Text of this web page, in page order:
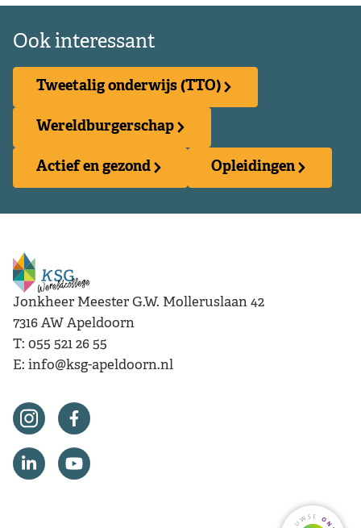
Ook interessant
Tweetalig onderwijs (TTO)
Wereldburgerschap
Actief en gezond Opleidingen
Jonkheer Meester G.W. Molleruslaan 42
7316 AWApeldoorn
T: 055 521 26 55
E: info@ksg-apeldoorn.nl